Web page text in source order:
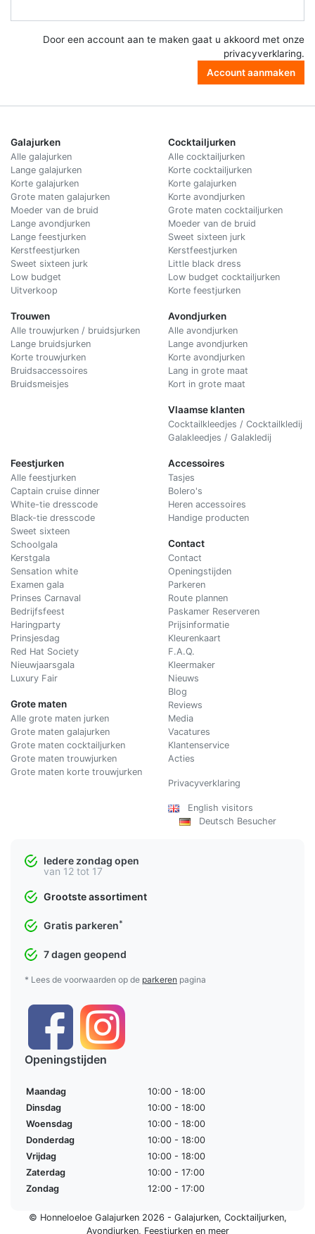
Door een account aan te maken gaat u akkoord met onze
privacyverklaring.
Account aanmaken
Galajurken
Alle galajurken
Lange galajurken
Korte galajurken
Grote maten galajurken
Moeder van de bruid
Lange avondjurken
Lange feestjurken
Kerstfeestjurken
Sweet sixteen jurk
Low budget
Uitverkoop
Trouwen
Alle trouwjurken / bruidsjurken
Lange bruidsjurken
Korte trouwjurken
Bruidsaccessoires
Bruidsmeisjes
Cocktailjurken
Alle cocktailjurken
Korte cocktailjurken
Korte galajurken
Korte avondjurken
Grote maten cocktailjurken
Moeder van de bruid
Sweet sixteen jurk
Kerstfeestjurken
Little black dress
Low budget cocktailjurken
Korte feestjurken
Avondjurken
Alle avondjurken
Lange avondjurken
Korte avondjurken
Lang in grote maat
Kort in grote maat
Vlaamse klanten
Cocktailkleedjes / Cocktailkledij
Galakleedjes / Galakledij
Feestjurken
Alle feestjurken
Captain cruise dinner
White-tie dresscode
Black-tie dresscode
Sweet sixteen
Schoolgala
Kerstgala
Sensation white
Examen gala
Prinses Carnaval
Bedrijfsfeest
Haringparty
Prinsjesdag
Red Hat Society
Nieuwjaarsgala
Luxury Fair
Grote maten
Alle grote maten jurken
Grote maten galajurken
Grote maten cocktailjurken
Grote maten trouwjurken
Grote maten korte trouwjurken
Accessoires
Tasjes
Bolero's
Heren accessoires
Handige producten
Contact
Contact
Openingstijden
Parkeren
Route plannen
Paskamer Reserveren
Prijsinformatie
Kleurenkaart
F.A.Q.
Kleermaker
Nieuws
Blog
Reviews
Media
Vacatures
Klantenservice
Acties
Privacyverklaring
English visitors
Deutsch Besucher
Iedere zondag open
van 12 tot 17
Grootste assortiment
Gratis parkeren*
7 dagen geopend
* Lees de voorwaarden op de parkeren pagina
Openingstijden
Maandag
10:00 - 18:00
Dinsdag
10:00 - 18:00
Woensdag
10:00 - 18:00
Donderdag
10:00 - 18:00
Vrijdag
10:00 - 18:00
Zaterdag
10:00 - 17:00
Zondag
12:00 - 17:00
© Honneloeloe Galajurken 2026 - Galajurken, Cocktailjurken,
Avondjurken, Feestjurkenen meer